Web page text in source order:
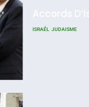
ISRAÉL JUDAISME